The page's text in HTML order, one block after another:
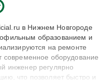
в Нижнем Новгороде
образованием и
на ремонте
современное оборудование
инженер регулярно
что позволяет быстро и